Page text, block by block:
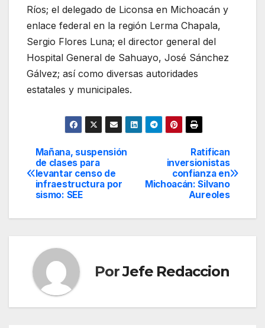
Ríos; el delegado de Liconsa en Michoacán y
enlace federal en la región Lerma Chapala,
Sergio Flores Luna; el director general del
Hospital General de Sahuayo, José Sánchez
Gálvez; así como diversas autoridades
estatales y municipales.
Navegación
de
Ratifican
inversionistas
confianza en
Michoacán: Silvano
Aureoles
Mañana, suspensión
de clases para
levantar censo de
infraestructura por
sismo: SEE
PorJefe Redaccion